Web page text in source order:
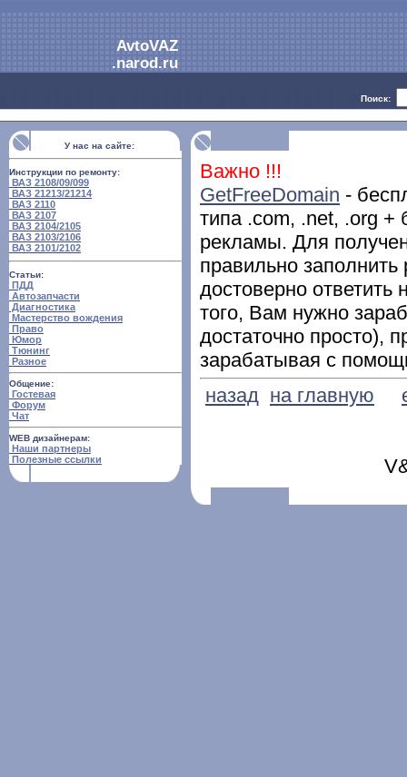
AvtoVAZ
.narod.ru
Поиск:
Важно !!!
GetFreeDomain -
типа .com, .net, .org +
рекламы. Для
правильно
достоверно
того, Вам нужно
достаточно просто),
зарабатывая с
назад на главную
У нас на сайте:
Инструкции по ремонту:
ВАЗ 2108/09/099
ВАЗ 21213/21214
ВАЗ 2110
ВАЗ 2107
ВАЗ 2104/2105
ВАЗ 2103/2106
ВАЗ 2101/2102
Статьи:
ПДД
Автозапчасти
Диагностика
Мастерство вождения
Право
Юмор
Тюнинг
Разное
Общение:
Гостевая
Форум
Чат
WEB дизайнерам:
Наши партнеры
Полезные ссылки